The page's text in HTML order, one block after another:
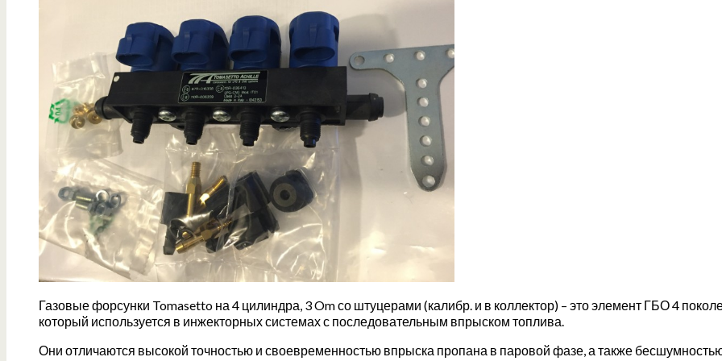
Газовыефорсунки Tomasetto на 4 цилиндра, 3 Om со штуцерами (калибр. и в коллектор) – это элемент ГБО 4
который используется в инжекторных системах с последовательным впрыском топлива.
Они отличаются высокой точностью и своевременностью впрыска пропана в паровой фазе, а также